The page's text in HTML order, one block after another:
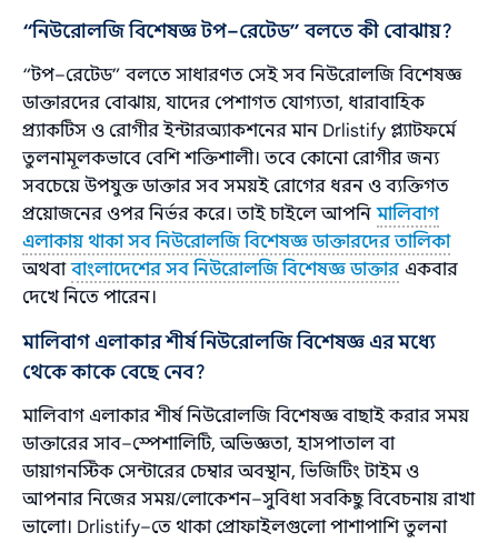
“নিউরোলজি বিশেষজ্ঞ টপ–রেটেড” বলতে কী বোঝায়?
“টপ–রেটেড” বলতে সাধারণত সেই সব নিউরোলজি বিশেষজ্ঞ
ডাক্তারদের বোঝায়, যাদের পেশাগত যোগ্যতা, ধারাবাহিক
প্র্যাকটিস ও রোগীর ইন্টারঅ্যাকশনের মান Drlistify প্ল্যাটফর্মে
তুলনামূলকভাবে বেশি শক্তিশালী। তবে কোনো রোগীর জন্য
সবচেয়ে উপযুক্ত ডাক্তার সব সময়ই রোগের ধরন ও ব্যক্তিগত
প্রয়োজনের ওপর নির্ভর করে। তাই চাইলে আপনিমালিবাগ
এলাকায় থাকা সব নিউরোলজি বিশেষজ্ঞ ডাক্তারদের তালিকা
অথবাবাংলাদেশের সব নিউরোলজি বিশেষজ্ঞ ডাক্তার একবার
দেখে নিতে পারেন।
মালিবাগ এলাকার শীর্ষ নিউরোলজি বিশেষজ্ঞ এর মধ্যে
থেকে কাকে বেছে নেব?
মালিবাগ এলাকার শীর্ষ নিউরোলজি বিশেষজ্ঞ বাছাই করার সময়
ডাক্তারের সাব–স্পেশালিটি, অভিজ্ঞতা, হাসপাতাল বা
ডায়াগনস্টিক সেন্টারের চেম্বার অবস্থান, ভিজিটিং টাইম ও
আপনার নিজের সময়/লোকেশন–সুবিধা সবকিছু বিবেচনায় রাখা
ভালো। Drlistify–তে থাকা প্রোফাইলগুলো পাশাপাশি তুলনা